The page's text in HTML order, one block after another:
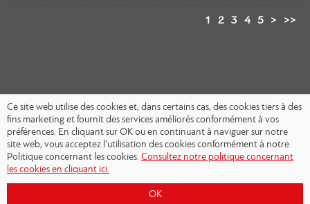
1 2 3 4 5 > >>
Ce site web utilise des cookies et, dans certains cas, des cookies tiers à des
fins marketing et fournit des services améliorés conformément à vos
préférences. En cliquant sur OK ou en continuant à naviguer sur notre
site web, vous acceptez l’utilisation des cookies conformément à notre
Politique concernant les cookies. Consultez notre politique concernant
les cookies en cliquant ici.
OK